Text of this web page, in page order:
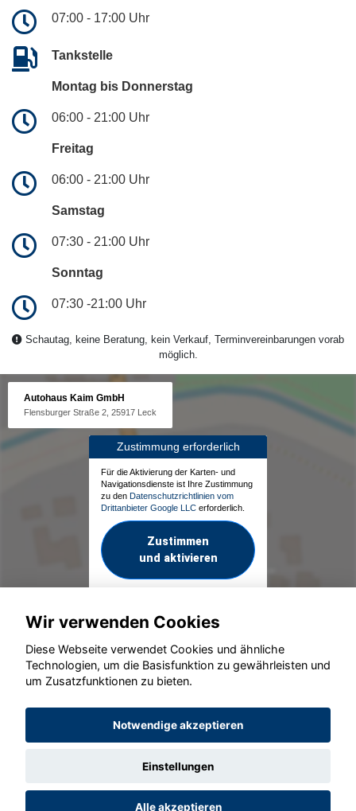
07:00 - 17:00 Uhr
Tankstelle
Montag bis Donnerstag
06:00 - 21:00 Uhr
Freitag
06:00 - 21:00 Uhr
Samstag
07:30 - 21:00 Uhr
Sonntag
07:30 -21:00 Uhr
Schautag, keine Beratung, kein Verkauf, Terminvereinbarungen vorab
möglich.
Autohaus Kaim GmbH
Flensburger Straße 2, 25917 Leck
Zustimmung erforderlich
Für die Aktivierung der Karten- und
Navigationsdienste ist Ihre Zustimmung
zu den Datenschutzrichtlinien vom
Drittanbieter Google LLC erforderlich.
Zustimmen
und aktivieren
© konjunkturmotor.de GmbH 2020 - 2026
Wir verwenden Cookies
Diese Webseite verwendet Cookies und ähnliche
Technologien, um die Basisfunktion zu gewährleisten und
um Zusatzfunktionen zu bieten.
Notwendige akzeptieren
Einstellungen
Alle akzeptieren